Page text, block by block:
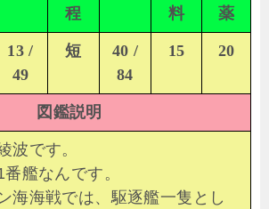
程
料
薬
13 /
49
短
40 /
84
15 20
図鑑説明
波です。
艦なんです。
海海戦では、駆逐艦一隻とし